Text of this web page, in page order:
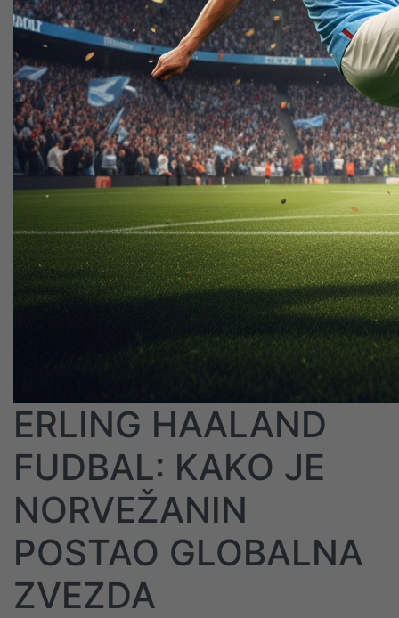
ERLING HAALAND
FUDBAL: KAKO JE
NORVEŽANIN
POSTAO GLOBALNA
ZVEZDA